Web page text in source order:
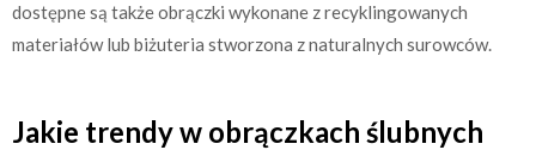
dostępne są także obrączki wykonane z recyklingowanych
materiałów lub biżuteria stworzona z naturalnych surowców.
Jakie trendy w obrączkach ślubnych